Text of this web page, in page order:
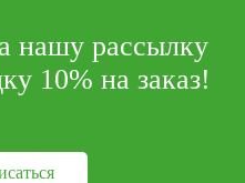
Однако всегда
нашу рассылку
10% на заказ!